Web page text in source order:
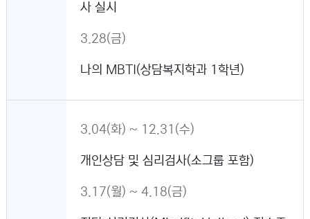
사 실시
3.28(금)
나의 MBTI(상담복지학과 1학년)
3.04(화) ~ 12.31(수)
개인상담 및 심리검사(소그룹 포함)
3.17(월) ~ 4.18(금)